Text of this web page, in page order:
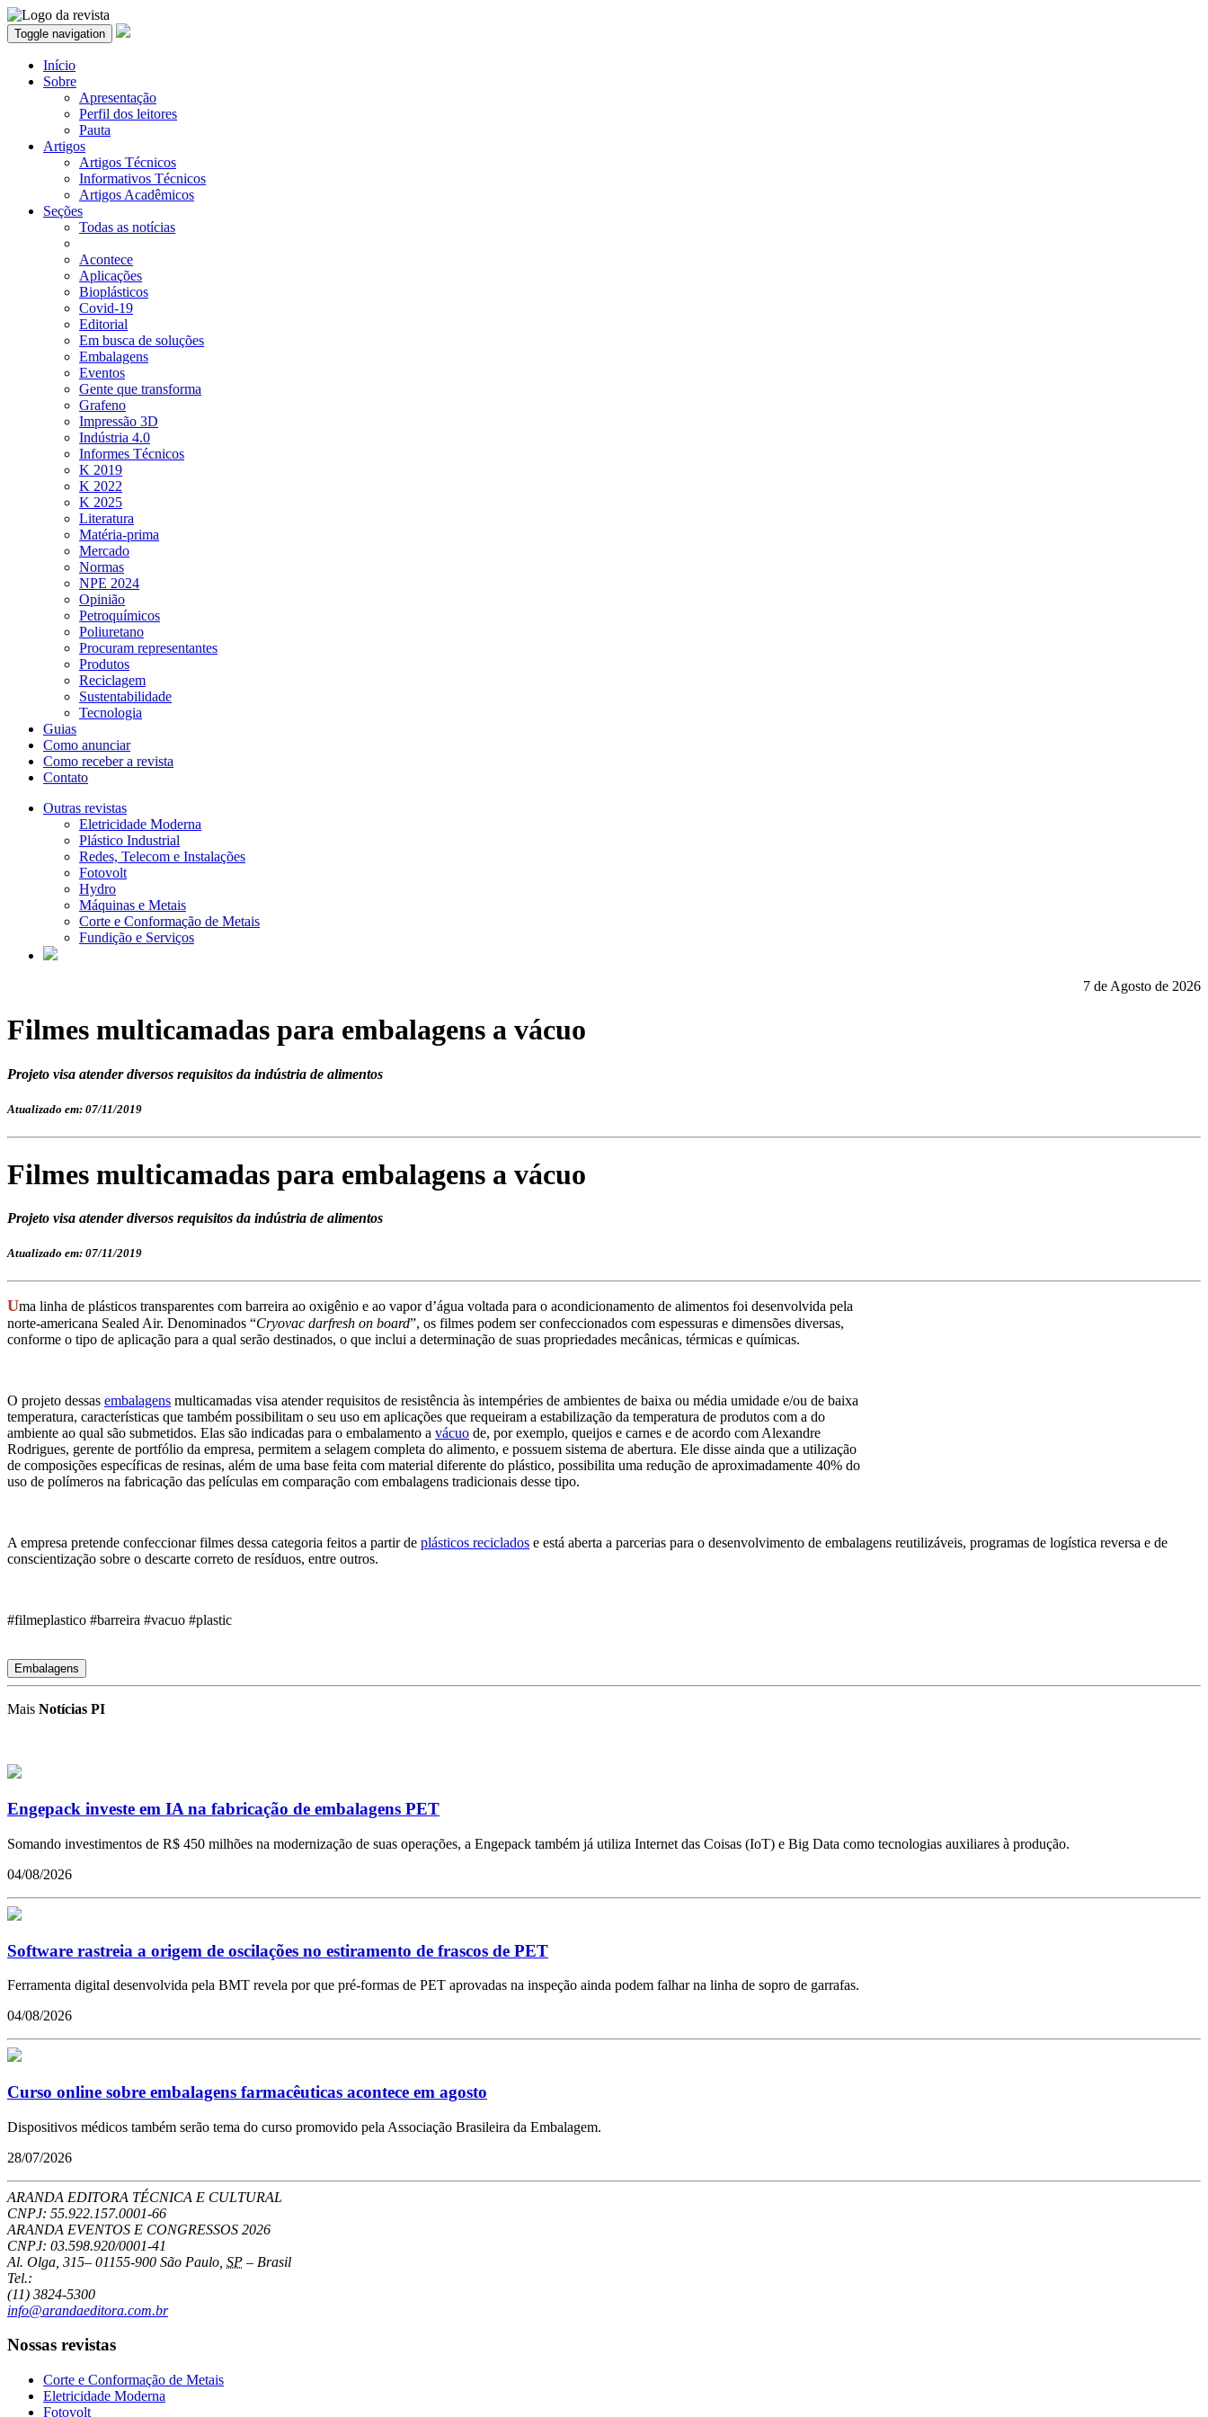
Toggle navigation
Início
Sobre
Apresentação
Perfil dos leitores
Pauta
Artigos
Artigos Técnicos
Informativos Técnicos
Artigos Acadêmicos
Seções
Todas as notícias
Acontece
Aplicações
Bioplásticos
Covid-19
Editorial
Em busca de soluções
Embalagens
Eventos
Gente que transforma
Grafeno
Impressão 3D
Indústria 4.0
Informes Técnicos
K 2019
K 2022
K 2025
Literatura
Matéria-prima
Mercado
Normas
NPE 2024
Opinião
Petroquímicos
Poliuretano
Procuram representantes
Produtos
Reciclagem
Sustentabilidade
Tecnologia
Guias
Como anunciar
Como receber a revista
Contato
Outras revistas
Eletricidade Moderna
Plástico Industrial
Redes, Telecom e Instalações
Fotovolt
Hydro
Máquinas e Metais
Corte e Conformação de Metais
Fundição e Serviços
7 de Agosto de 2026
Filmes multicamadas para embalagens a vácuo
Projeto visa atender diversos requisitos da indústria de alimentos
Atualizado em: 07/11/2019
Filmes multicamadas para embalagens a vácuo
Projeto visa atender diversos requisitos da indústria de alimentos
Atualizado em: 07/11/2019
Uma linha de plásticos transparentes com barreira ao oxigênio e ao vapor d’água voltada para o acondicionamento de alimentos foi desenvolvida pela
norte-americana Sealed Air. Denominados “Cryovac darfresh on board”, os filmes podem ser confeccionados com espessuras e dimensões diversas,
conforme o tipo de aplicação para a qual serão destinados, o que inclui a determinação de suas propriedades mecânicas, térmicas e químicas.
O projeto dessas embalagens multicamadas visa atender requisitos de resistência às intempéries de ambientes de baixa ou média umidade e/ou de baixa
temperatura, características que também possibilitam o seu uso em aplicações que requeiram a estabilização da temperatura de produtos com a do
ambiente ao qual são submetidos. Elas são indicadas para o embalamento a vácuo de, por exemplo, queijos e carnes e de acordo com Alexandre
Rodrigues, gerente de portfólio da empresa, permitem a selagem completa do alimento, e possuem sistema de abertura. Ele disse ainda que a utilização
de composições específicas de resinas, além de uma base feita com material diferente do plástico, possibilita uma redução de aproximadamente 40% do
uso de polímeros na fabricação das películas em comparação com embalagens tradicionais desse tipo.
A empresa pretende confeccionar filmes dessa categoria feitos a partir de plásticos reciclados e está aberta a parcerias para o desenvolvimento de embalagens reutilizáveis, programas de logística reversa e de
conscientização sobre o descarte correto de resíduos, entre outros.
#filmeplastico #barreira #vacuo #plastic
Embalagens
Mais Notícias PI
Engepack investe em IA na fabricação de embalagens PET
Somando investimentos de R$ 450 milhões na modernização de suas operações, a Engepack também já utiliza Internet das Coisas (IoT) e Big Data como tecnologias auxiliares à produção.
04/08/2026
Software rastreia a origem de oscilações no estiramento de frascos de PET
Ferramenta digital desenvolvida pela BMT revela por que pré-formas de PET aprovadas na inspeção ainda podem falhar na linha de sopro de garrafas.
04/08/2026
Curso online sobre embalagens farmacêuticas acontece em agosto
Dispositivos médicos também serão tema do curso promovido pela Associação Brasileira da Embalagem.
28/07/2026
ARANDA EDITORA TÉCNICA E CULTURAL
CNPJ: 55.922.157.0001-66
ARANDA EVENTOS E CONGRESSOS 2026
CNPJ: 03.598.920/0001-41
Al. Olga, 315– 01155-900 São Paulo SP – Brasil
Tel.:
(11) 3824-5300
info@arandaeditora.com.br
Nossas revistas
Corte e Conformação de Metais
Eletricidade Moderna
Fotovolt